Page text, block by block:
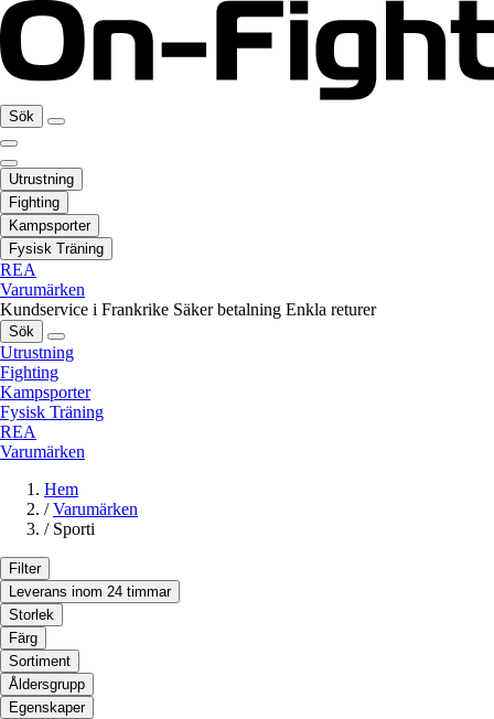
Sök
Utrustning
Fighting
Kampsporter
Fysisk Träning
REA
Varumärken
Kundservice i Frankrike Säker betalning Enkla returer
Sök
Utrustning
Fighting
Kampsporter
Fysisk Träning
REA
Varumärken
Hem
/ Varumärken
/ Sporti
Filter
Leverans inom 24 timmar
Storlek
Färg
Sortiment
Åldersgrupp
Egenskaper